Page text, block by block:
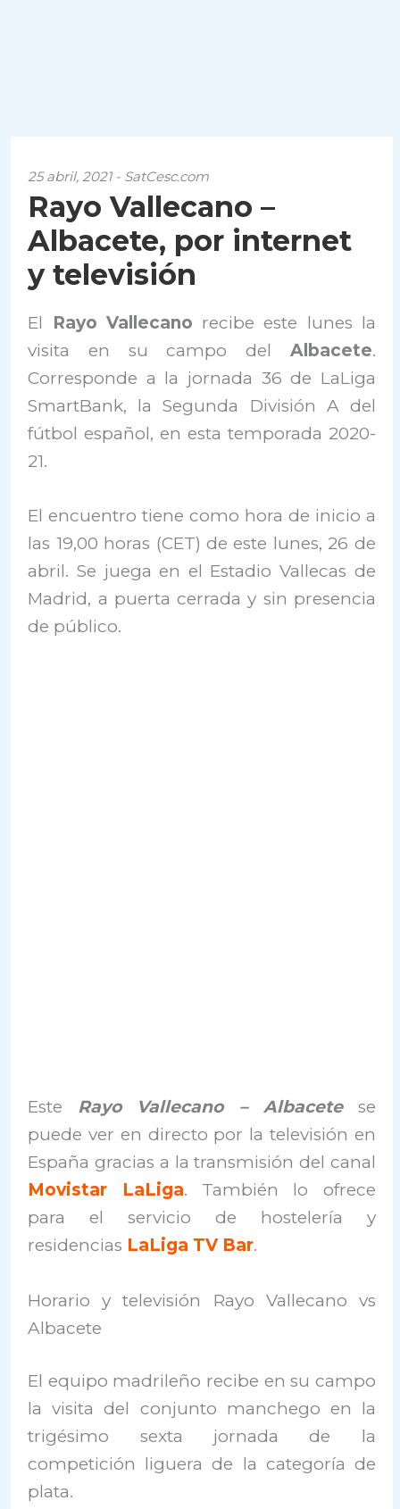
25 abril, 2021 - SatCesc.com
Rayo Vallecano –
Albacete, por internet
y televisión
El Rayo Vallecano recibe este lunes la
visita en su campo del Albacete.
Corresponde a la jornada 36 de LaLiga
SmartBank, la Segunda División A del
fútbol español, en esta temporada 2020-
21.
El encuentro tiene como hora de inicio a
las 19,00 horas (CET) de este lunes, 26 de
abril. Se juega en el Estadio Vallecas de
Madrid, a puerta cerrada y sin presencia
de público.
Este Rayo Vallecano – Albacete se
puede ver en directo por la televisión en
España gracias a la transmisión del canal
Movistar LaLiga. También lo ofrece
para el servicio de hostelería y
residencias LaLiga TV Bar.
Horario y televisión Rayo Vallecano vs
Albacete
El equipo madrileño recibe en su campo
la visita del conjunto manchego en la
trigésimo sexta jornada de la
competición liguera de la categoría de
plata.